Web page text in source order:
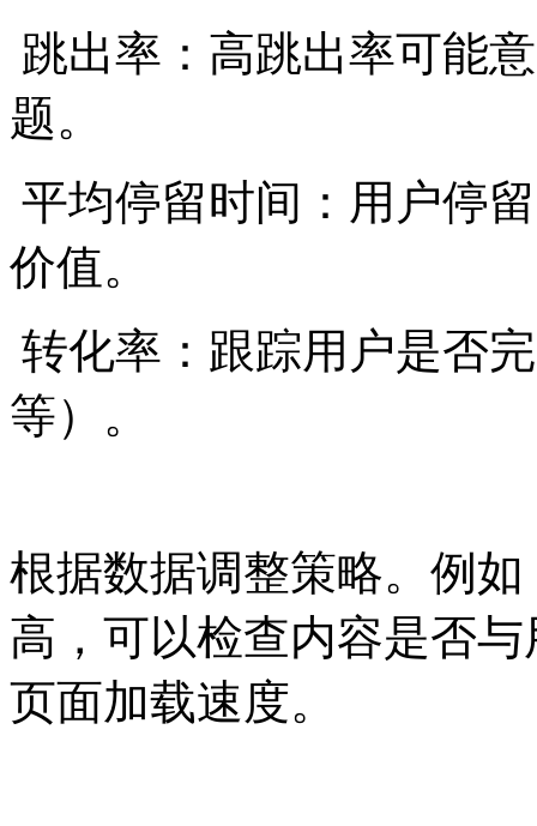
跳出率：高跳出率可能
题。
平均停留时间：用户停
价值。
转化率：跟踪用户是否
等）。
根据数据调整策略。例
高，可以检查内容是否
页面加载速度。